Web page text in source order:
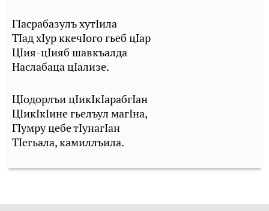
ГIасрабазулъ хутIила
ТIад хIур ккечIого гьеб цIар
ЦIия-цIияб шавкъалда
Наслабаца цIализе.
ЦIодорлъи цIикIкIарабгIан
ЦIикIкIине гьелъул магIна,
ГIумру цебе тIунагIан
ТIегьала, камиллъила.